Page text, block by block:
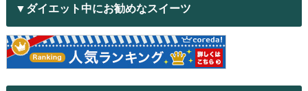
▼ダイエット中にお勧めなスイーツ